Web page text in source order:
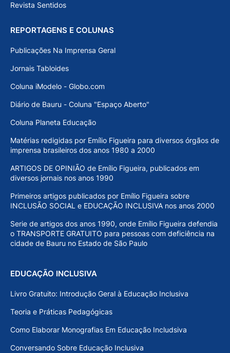
Revista Sentidos
REPORTAGENS E COLUNAS
Publicações Na Imprensa Geral
Jornais Tabloides
Coluna iModelo - Globo.com
Diário de Bauru - Coluna "Espaço Aberto"
Coluna Planeta Educação
Matérias redigidas por Emílio Figueira para diversos órgãos de
imprensa brasileiros dos anos 1980 a 2000
ARTIGOS DE OPINIÃO de Emílio Figueira, publicados em
diversos jornais nos anos 1990
Primeiros artigos publicados por Emílio Figueira sobre
INCLUSÃO SOCIAL e EDUCAÇÃO INCLUSIVA nos anos 2000
Serie de artigos dos anos 1990, onde Emílio Figueira defendia
o TRANSPORTE GRATUITO para pessoas com deficiência na
cidade de Bauru no Estado de São Paulo
EDUCAÇÃO INCLUSIVA
Livro Gratuito: Introdução Geral à Educação Inclusiva
Teoria e Práticas Pedagógicas
Como Elaborar Monografias Em Educação Includsiva
Conversando Sobre Educação Inclusiva